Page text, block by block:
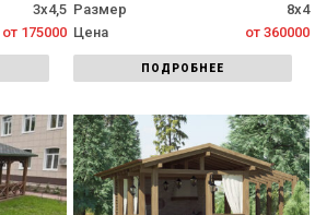
3х4,5
от 175000
Размер
8х4
Цена
от 360000
ПОДРОБНЕЕ